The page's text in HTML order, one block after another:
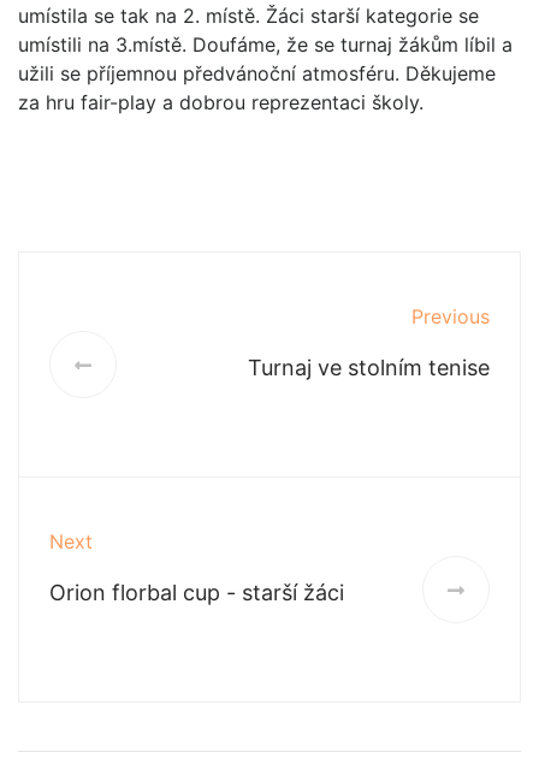
umístila se tak na 2. místě. Žáci starší kategorie se
umístili na 3.místě. Doufáme, že se turnaj žákům líbil a
užili se příjemnou předvánoční atmosféru. Děkujeme
za hru fair-play a dobrou reprezentaci školy.
Previous
Turnaj ve stolním tenise
Next
Orion florbal cup - starší žáci